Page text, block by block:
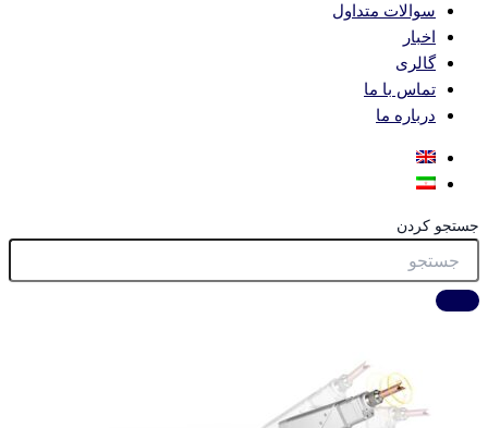
سوالات متداول
اخبار
گالری
تماس با ما
درباره ما
جستجو کردن